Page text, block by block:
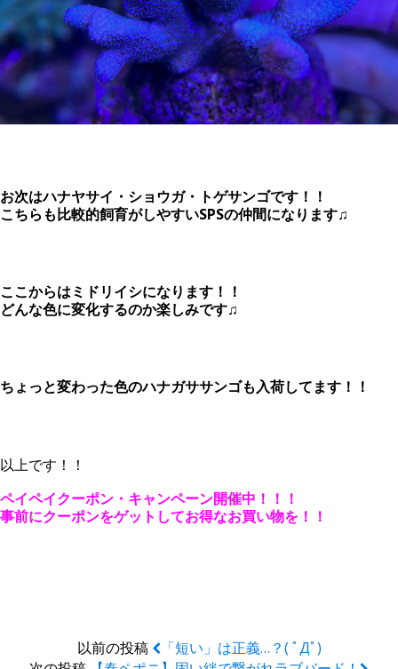
お次はハナヤサイ・ショウガ・トゲサンゴです！！
こちらも比較的飼育がしやすいSPSの仲間になります♫
ここからはミドリイシになります！！
どんな色に変化するのか楽しみです♫
ちょっと変わった色のハナガササンゴも入荷してます！！
以上です！！
ペイペイクーポン・キャンペーン開催中！！！
事前にクーポンをゲットしてお得なお買い物を！！
以前の投稿
「短い」は正義…？( ﾟдﾟ)